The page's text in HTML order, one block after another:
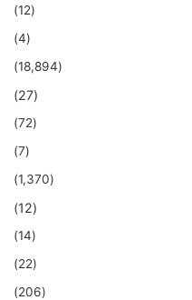
(12)
(4)
(18,894)
(27)
(72)
(7)
(1,370)
(12)
(14)
(22)
(206)